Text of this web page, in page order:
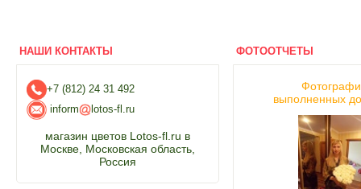
НАШИ КОНТАКТЫ
+7 (812) 24 31 492
inform
lotos-fl.ru
магазин цветов Lotos-fl.ru в
Москве, Московская область,
Россия
ФОТООТЧЕТЫ
выполненных